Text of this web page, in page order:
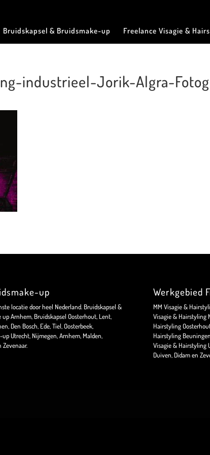
Bruidskapsel & Bruidsmake-up Freelance Visagie &
industrieel-Jorik-Algra-
up
locatie door heel Nederland. Bruidskapsel &
Arnhem, Bruidskapsel Oosterhout, Lent,
Den Bosch, Ede, Tiel, Oosterbeek,
Utrecht, Nijmegen, Arnhem, Malden,
Zevenaar.
Werkgebied
MM Visagie &
Visagie & Hairstyling
Hairstyling
Hairstyling
Visagie & Hairstyling
Duiven, Didam en